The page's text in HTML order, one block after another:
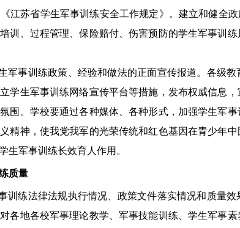
江苏省学生军事训练安全工作规定》。建立和健全
训、过程管理、保险赔付、伤害预防的学生军事训
军事训练政策、经验和做法的正面宣传报道。各级
学生军事训练网络宣传平台等措施，发布权威信息
围。学校要通过各种媒体、各种形式，加强学生军
精神，使我党我军的光荣传统和红色基因在青少年
生军事训练长效育人作用。
质量
训练法律法规执行情况、政策文件落实情况和质量
各地各校军事理论教学、军事技能训练、学生军事